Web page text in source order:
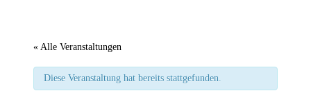
« Alle Veranstaltungen
Diese Veranstaltung hat bereits stattgefunden.